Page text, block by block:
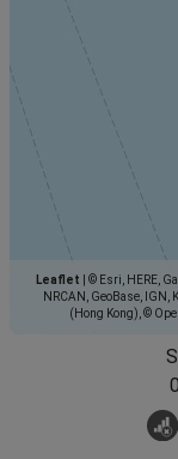
Leaflet
© Esri, HERE,
NRCAN, GeoBase, IGN,
(Hong Kong), ©